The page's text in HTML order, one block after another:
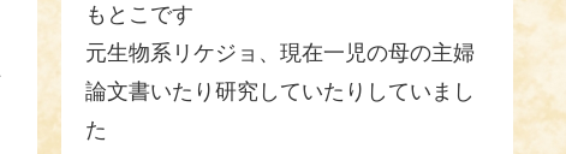
もとこです
元生物系リケジョ、現在一児の母の主婦
論文書いたり研究していたりしていまし
た